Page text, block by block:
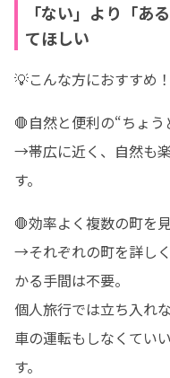
「ない」より「あ
てほしい
💡こんな方におすすめ！
🛑自然と便利の“ちょ
→帯広に近く、自然も
す。
🛑効率よく複数の町を
→それぞれの町を詳し
かる手間は不要。
個人旅行では立ち入れ
車の運転もしなくてい
す。